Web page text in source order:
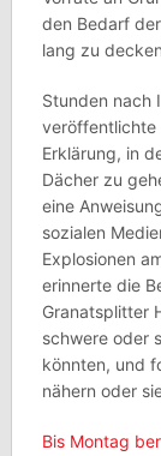
den Bedarf
lang zu
Stunden nach
veröffentlichte
Erklärung, in
Dächer zu
eine
sozialen
Explosionen
erinnerte die
Granatsplitter
schwere oder
könnten, und
nähern oder
Bis Montag